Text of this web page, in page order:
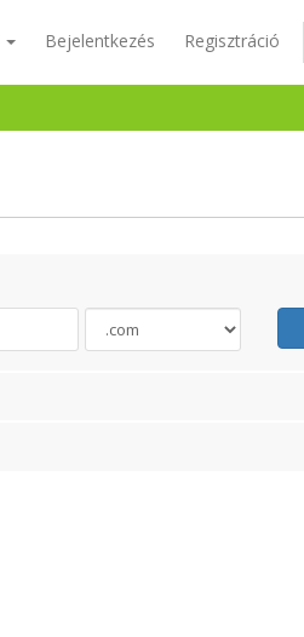
Bejelentkezés Regisztráció